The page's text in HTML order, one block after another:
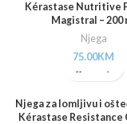
Kérastase Nutritive
Magistral – 200
Njega
75.00KM
Njega za lomljivu i
Kérastase Resistance